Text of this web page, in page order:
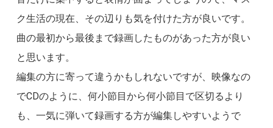
ク生活の現在、その辺りも気を付けた方が良いです。
曲の最初から最後まで録画したものがあった方が良い
と思います。
編集の方に寄って違うかもしれないですが、映像なの
でCDのように、何小節目から何小節目で区切るより
も、一気に弾いて録画する方が編集しやすいようで